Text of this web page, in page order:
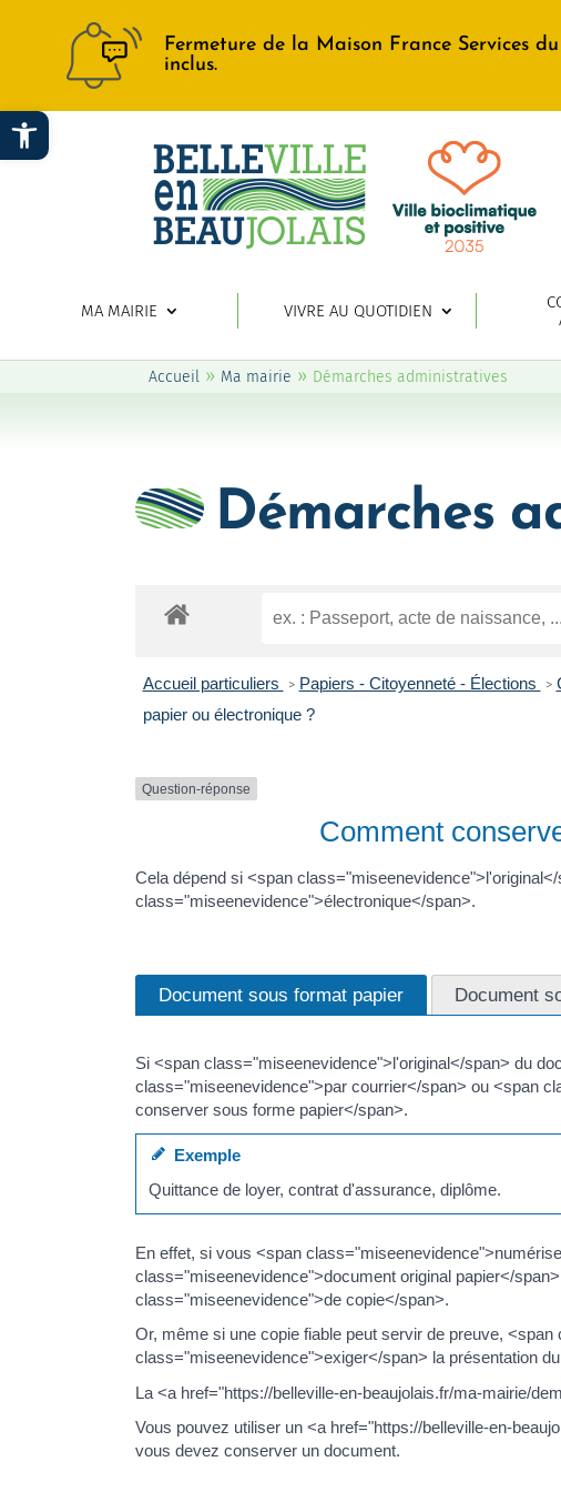
Ouvrir la barre d’outils
Fermeture de la Maison France Services
inclus.
MA MAIRIE VIVRE AU QUOTIDIEN
Accueil » Ma mairie » Démarches administratives
Démarches
Accueil particuliers > Papiers - Citoyenneté - Élections >
papier ou électronique ?
Question-réponse
Comment
Cela dépend si <span
class="miseenevidence">électronique</span>.
Document sous format papier Document
Si <span class="miseenevidence">l'original</span> du
class="miseenevidence">par courrier</span> ou <span
conserver sous forme papier</span>.
Exemple
Quittance de loyer, contrat d'assurance, diplôme.
En effet, si vous <span
class="miseenevidence">document original papier</
class="miseenevidence">de copie</span>.
Or, même si une copie fiable peut servir de preuve,
class="miseenevidence">exiger</span> la présentation
La <a href="https://belleville-en-beaujolais.fr/ma-mairie/
Vous pouvez utiliser un <a href="https://belleville-en-
vous devez conserver un document.